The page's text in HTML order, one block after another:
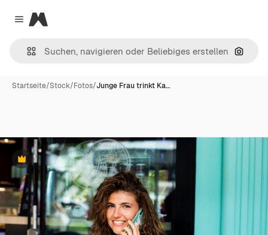
Close menu
Magnific
Nach
Startseite/Stock/Fotos/Junge Frau trinkt Ka…
Premium